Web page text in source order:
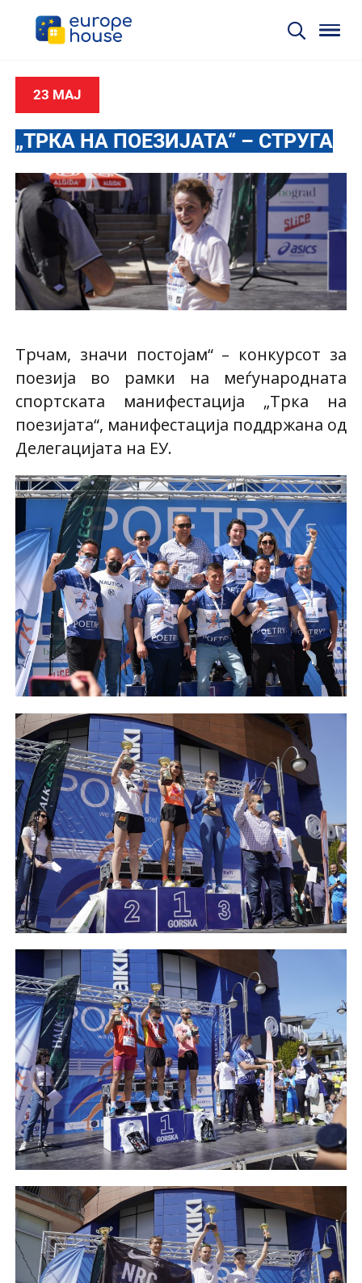
23 МАЈ
„ТРКА НА ПОЕЗИЈАТА“ – СТРУГА
Трчам, значи постојам“ – конкурсот за
поезија во рамки на меѓународната
спортската манифестација „Трка на
поезијата“, манифестација поддржана од
Делегацијата на ЕУ.